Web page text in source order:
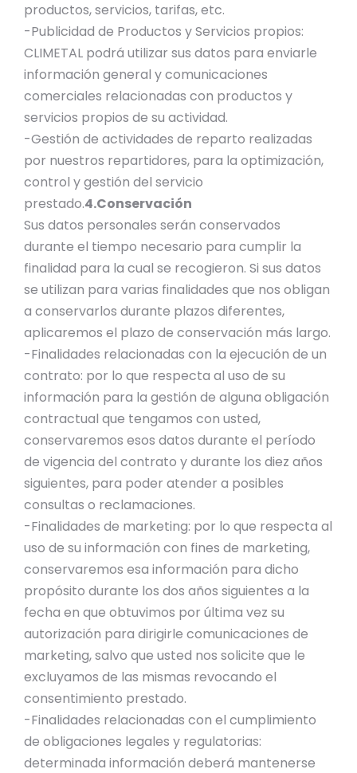
productos, servicios, tarifas, etc.
-Publicidad de Productos y Servicios propios:
CLIMETAL podrá utilizar sus datos para enviarle
información general y comunicaciones
comerciales relacionadas con productos y
servicios propios de su actividad.
-Gestión de actividades de reparto realizadas
por nuestros repartidores, para la optimización,
control y gestión del servicio
prestado.4.Conservación
Sus datos personales serán conservados
durante el tiempo necesario para cumplir la
finalidad para la cual se recogieron. Si sus datos
se utilizan para varias finalidades que nos obligan
a conservarlos durante plazos diferentes,
aplicaremos el plazo de conservación más largo.
-Finalidades relacionadas con la ejecución de un
contrato: por lo que respecta al uso de su
información para la gestión de alguna obligación
contractual que tengamos con usted,
conservaremos esos datos durante el período
de vigencia del contrato y durante los diez años
siguientes, para poder atender a posibles
consultas o reclamaciones.
-Finalidades de marketing: por lo que respecta al
uso de su información con fines de marketing,
conservaremos esa información para dicho
propósito durante los dos años siguientes a la
fecha en que obtuvimos por última vez su
autorización para dirigirle comunicaciones de
marketing, salvo que usted nos solicite que le
excluyamos de las mismas revocando el
consentimiento prestado.
-Finalidades relacionadas con el cumplimiento
de obligaciones legales y regulatorias:
determinada información deberá mantenerse